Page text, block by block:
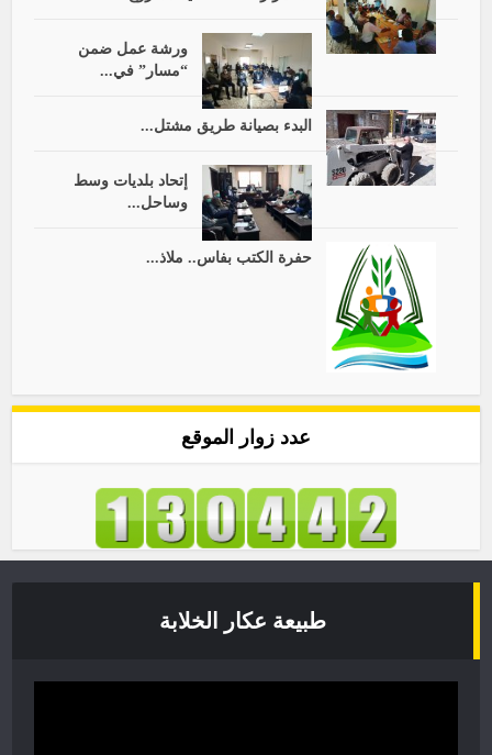
ورشة عمل ضمن
“مسار” في...
البدء بصيانة طريق مشتل...
إتحاد بلديات وسط
وساحل...
حفرة الكتب بفاس.. ملاذ...
عدد زوار الموقع
طبيعة عكار الخلابة